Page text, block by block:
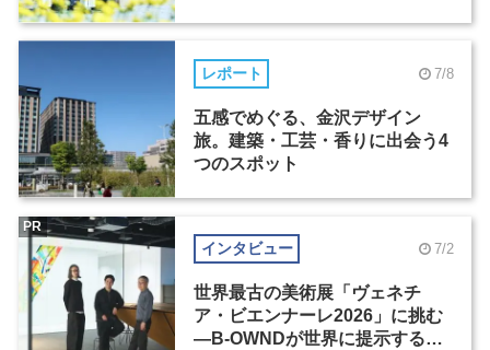
レポート 7/8
五感でめぐる、金沢デザイン
旅。建築・工芸・香りに出会う4
つのスポット
インタビュー 7/2
世界最古の美術展「ヴェネチ
ア・ビエンナーレ2026」に挑む
―B-OWNDが世界に提示する美
PR